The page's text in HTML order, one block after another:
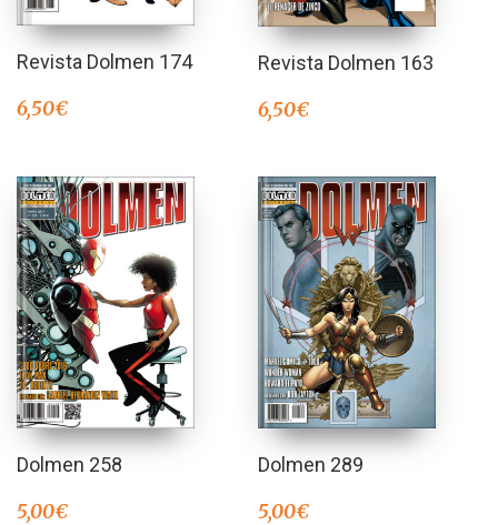
Revista Dolmen 174
6,50€
Revista Dolmen 163
6,50€
Dolmen 258
5,00€
Dolmen 289
5,00€